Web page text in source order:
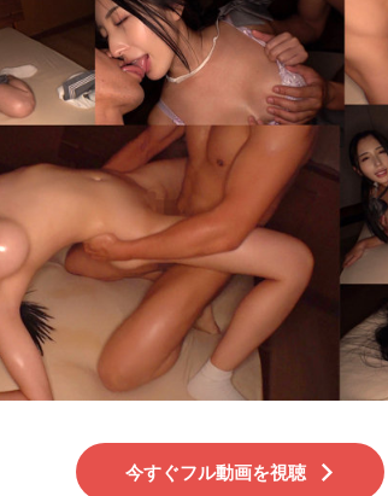
今すぐフル動画を視聴